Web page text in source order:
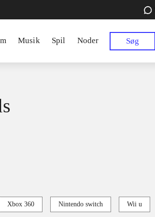
Musik Spil Noder Søg
Xbox 360 Nintendo switch Wii u